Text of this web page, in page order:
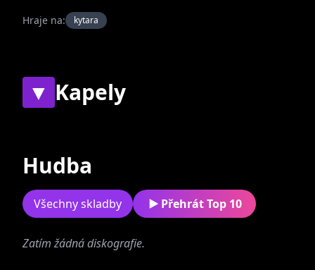
Hraje na: kytara
▼ Kapely
Hudba
Všechny skladby Přehrát Top 10
Zatím žádná diskografie.